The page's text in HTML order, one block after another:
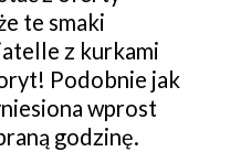
te smaki
z kurkami
Podobnie jak
wprost
godzinę.